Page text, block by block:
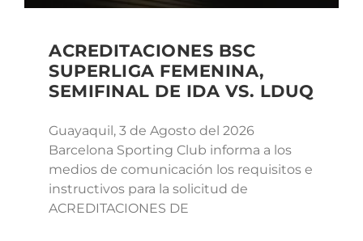
ACREDITACIONES BSC
SUPERLIGA FEMENINA,
SEMIFINAL DE IDA VS. LDUQ
Guayaquil, 3 de Agosto del 2026
Barcelona Sporting Club informa a los
medios de comunicación los requisitos e
instructivos para la solicitud de
ACREDITACIONES DE